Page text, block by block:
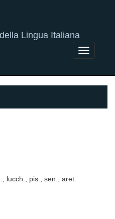
Lingua Italiana
Toggle
lucch., pis., sen., aret.